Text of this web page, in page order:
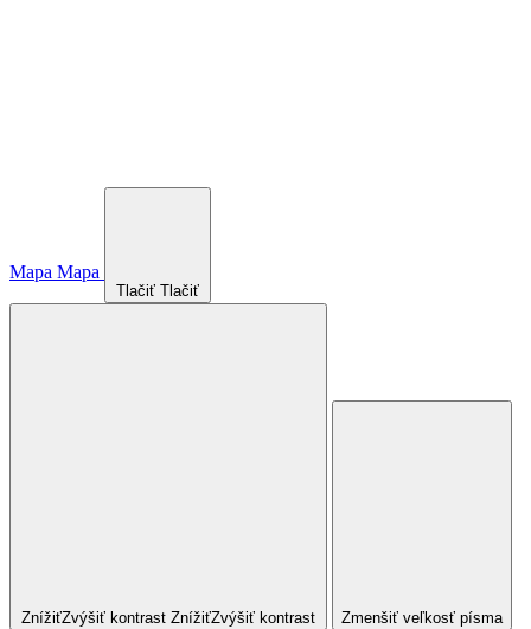
Mapa Mapa
Tlačiť Tlačiť
ZnížiťZvýšiť kontrast ZnížiťZvýšiť kontrast Zmenšiť veľkosť písma